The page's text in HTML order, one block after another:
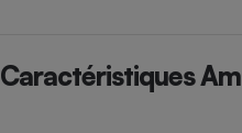
Caractéristiques